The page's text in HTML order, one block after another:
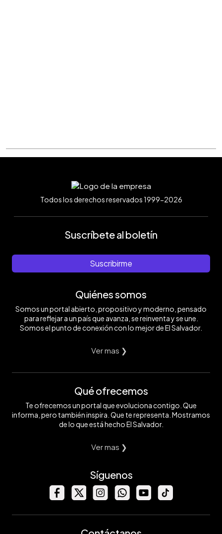
Todos los derechos reservados 1999-2026
Suscríbete al boletín
Suscribirme
Quiénes somos
Somos un portal abierto, propositivo y moderno, pensado
para reflejar a un país que avanza, se reinventa y se une.
Somos el punto de conexión con lo mejor de El Salvador.
Ver mas ❯
Qué ofrecemos
Te ofrecemos un portal que evoluciona contigo. Que
informa, pero también inspira. Que te representa. Mostramos
de lo que está hecho El Salvador.
Ver mas ❯
Síguenos